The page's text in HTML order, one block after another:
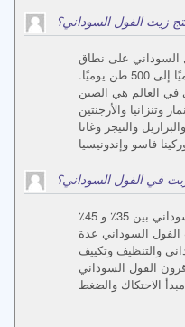
زيت الفول السوداني؟
السوداني على نطاق
صغير إلى كبير تتراوح من 5 طن يوميًا إلى 500 طن يوميًا.
في العالم هي الصين
وتنزانيا والأرجنتين
والنيجر وغانا
في الفول السوداني؟
يتراوح محتوى الزيت في الفول السوداني بين 35٪ و 45٪
السوداني عدة
والتنظيف وتكييف
الفول السوداني